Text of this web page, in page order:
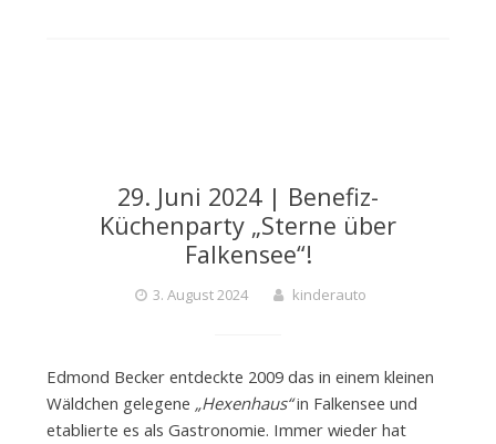
29. Juni 2024 | Benefiz-
Küchenparty „Sterne über
Falkensee“!
3. August 2024 kinderauto
Edmond Becker entdeckte 2009 das in einem kleinen
Wäldchen gelegene „Hexenhaus“in Falkensee und
etablierte es als Gastronomie. Immer wieder hat